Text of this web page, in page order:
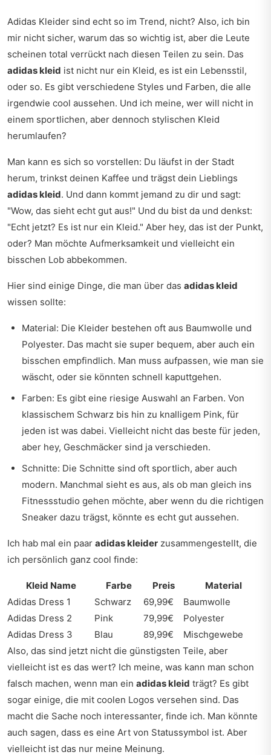
Adidas Kleider sind echt so im Trend, nicht? Also, ich bin
mir nicht sicher, warum das so wichtig ist, aber die Leute
scheinen total verrückt nach diesen Teilen zu sein. Das
adidas kleid ist nicht nur ein Kleid, es ist ein Lebensstil,
oder so. Es gibt verschiedene Styles und Farben, die alle
irgendwie cool aussehen. Und ich meine, wer will nicht in
einem sportlichen, aber dennoch stylischen Kleid
herumlaufen?
Man kann es sich so vorstellen: Du läufst in der Stadt
herum, trinkst deinen Kaffee und trägst dein Lieblings
adidas kleid. Und dann kommt jemand zu dir und sagt:
"Wow, das sieht echt gut aus!" Und du bist da und denkst:
"Echt jetzt? Es ist nur ein Kleid." Aber hey, das ist der Punkt,
oder? Man möchte Aufmerksamkeit und vielleicht ein
bisschen Lob abbekommen.
Hier sind einige Dinge, die man über das adidas kleid
wissen sollte:
Material: Die Kleider bestehen oft aus Baumwolle und
Polyester. Das macht sie super bequem, aber auch ein
bisschen empfindlich. Man muss aufpassen, wie man sie
wäscht, oder sie könnten schnell kaputtgehen.
Farben: Es gibt eine riesige Auswahl an Farben. Von
klassischem Schwarz bis hin zu knalligem Pink, für
jeden ist was dabei. Vielleicht nicht das beste für jeden,
aber hey, Geschmäcker sind ja verschieden.
Schnitte: Die Schnitte sind oft sportlich, aber auch
modern. Manchmal sieht es aus, als ob man gleich ins
Fitnessstudio gehen möchte, aber wenn du die richtigen
Sneaker dazu trägst, könnte es echt gut aussehen.
Ich hab mal ein paar adidas kleider zusammengestellt, die
ich persönlich ganz cool finde:
Kleid Name Farbe Preis
Material
Adidas Dress 1
Schwarz 69,99€
Baumwolle
Adidas Dress 2
Pink 79,99€
Polyester
Adidas Dress 3
Blau 89,99€
Mischgewebe
Also, das sind jetzt nicht die günstigsten Teile, aber
vielleicht ist es das wert? Ich meine, was kann man schon
falsch machen, wenn man ein adidas kleid trägt? Es gibt
sogar einige, die mit coolen Logos versehen sind. Das
macht die Sache noch interessanter, finde ich. Man könnte
auch sagen, dass es eine Art von Statussymbol ist. Aber
vielleicht ist das nur meine Meinung.